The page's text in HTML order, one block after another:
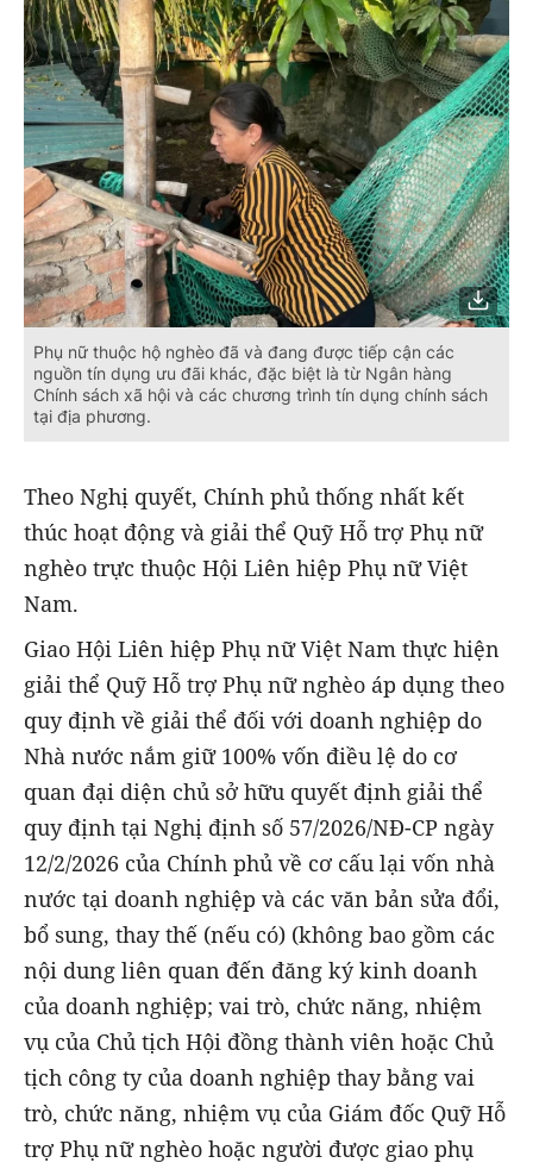
Phụ nữ thuộc hộ nghèo đã và đang được tiếp cận các
nguồn tín dụng ưu đãi khác, đặc biệt là từ Ngân hàng
Chính sách xã hội và các chương trình tín dụng chính sách
tại địa phương.
Theo Nghị quyết, Chính phủ thống nhất kết
thúc hoạt động và giải thể Quỹ Hỗ trợ Phụ nữ
nghèo trực thuộc Hội Liên hiệp Phụ nữ Việt
Nam.
Giao Hội Liên hiệp Phụ nữ Việt Nam thực hiện
giải thể Quỹ Hỗ trợ Phụ nữ nghèo áp dụng theo
quy định về giải thể đối với doanh nghiệp do
Nhà nước nắm giữ 100% vốn điều lệ do cơ
quan đại diện chủ sở hữu quyết định giải thể
quy định tại Nghị định số 57/2026/NĐ-CP ngày
12/2/2026 của Chính phủ về cơ cấu lại vốn nhà
nước tại doanh nghiệp và các văn bản sửa đổi,
bổ sung, thay thế (nếu có) (không bao gồm các
nội dung liên quan đến đăng ký kinh doanh
của doanh nghiệp; vai trò, chức năng, nhiệm
vụ của Chủ tịch Hội đồng thành viên hoặc Chủ
tịch công ty của doanh nghiệp thay bằng vai
trò, chức năng, nhiệm vụ của Giám đốc Quỹ Hỗ
trợ Phụ nữ nghèo hoặc người được giao phụ